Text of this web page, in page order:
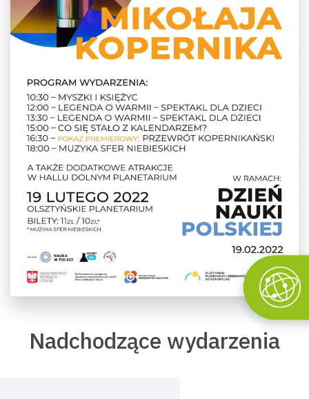
Nadchodzące wydarzenia